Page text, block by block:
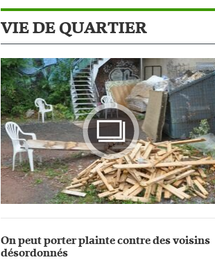
VIE DE QUARTIER
Photo
On peut porter plainte contre des voisins
désordonnés